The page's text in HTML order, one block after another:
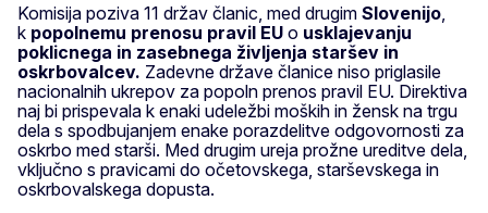
Komisija poziva 11 držav članic, med drugim Slovenijo
k popolnemu prenosu pravil EU o usklajevanju
poklicnega in zasebnega življenja staršev in
oskrbovalcev. Zadevne države članice niso priglasile
nacionalnih ukrepov za popoln prenos pravil EU. Direktiva
naj bi prispevala k enaki udeležbi moških in žensk na trgu
dela s spodbujanjem enake porazdelitve odgovornosti za
oskrbo med starši. Med drugim ureja prožne ureditve dela,
vključno s pravicami do očetovskega, starševskega in
oskrbovalskega dopusta.